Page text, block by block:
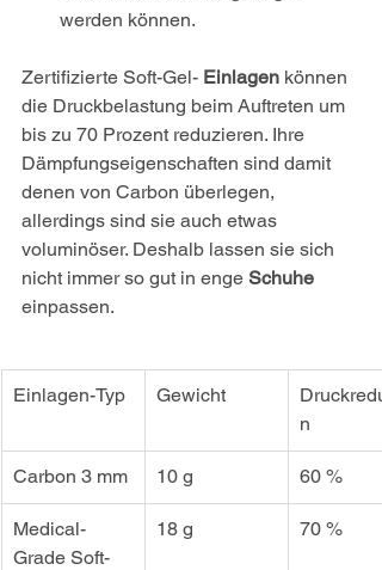
werden können.
Zertifizierte Soft-Gel- Einlagen können
die Druckbelastung beim Auftreten um
bis zu 70 Prozent reduzieren. Ihre
Dämpfungseigenschaften sind damit
denen von Carbon überlegen,
allerdings sind sie auch etwas
voluminöser. Deshalb lassen sie sich
nicht immer so gut in enge Schuhe
einpassen.
Einlagen-Typ Gewicht
n
Carbon 3 mm 10 g 60 %
Medical-
Grade Soft-
18 g 70 %